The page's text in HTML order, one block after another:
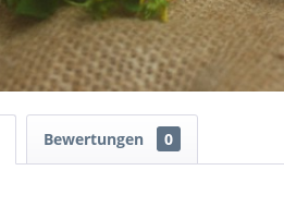
Bewertungen 0